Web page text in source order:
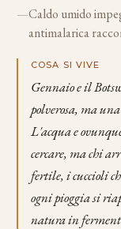
—Caldo umido
antimalarica
COSA SI VIVE
Gennaio e il
polverosa, ma
L'acqua e
cercare, ma chi
fertile, i cuccioli
ogni pioggia si
natura in